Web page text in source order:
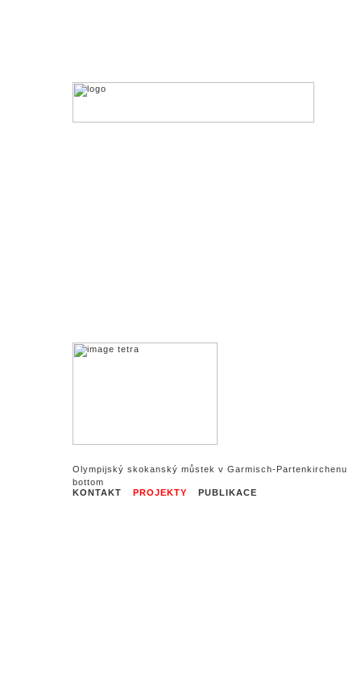
Olympijský skokanský můstek v Garmisch-Partenkirchenu
KONTAKT PROJEKTY PUBLIKACE